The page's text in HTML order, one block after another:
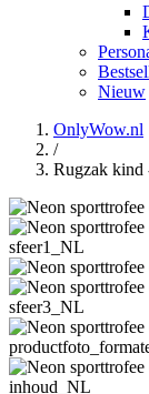
Nieuw
OnlyWow.nl
/
Rugzak kind